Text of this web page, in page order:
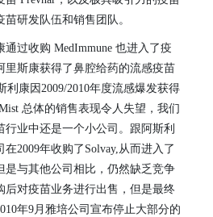
研发队伍和销售团队。
通过收购MedImmune也进入了疫
里斯康获得了鼻腔给药的流感疫苗
利康因2009/2010年度流感爆发获得
总体的销售表现令人失望，我们
业中还是一个小公司。跟阿斯利
在2009年收购了 Solvay,从而进入了
是与其他公司相比，仍然缺乏竞争
后对疫苗业务进行出售，但是最终
年9月雅培公司宣布停止大部分的